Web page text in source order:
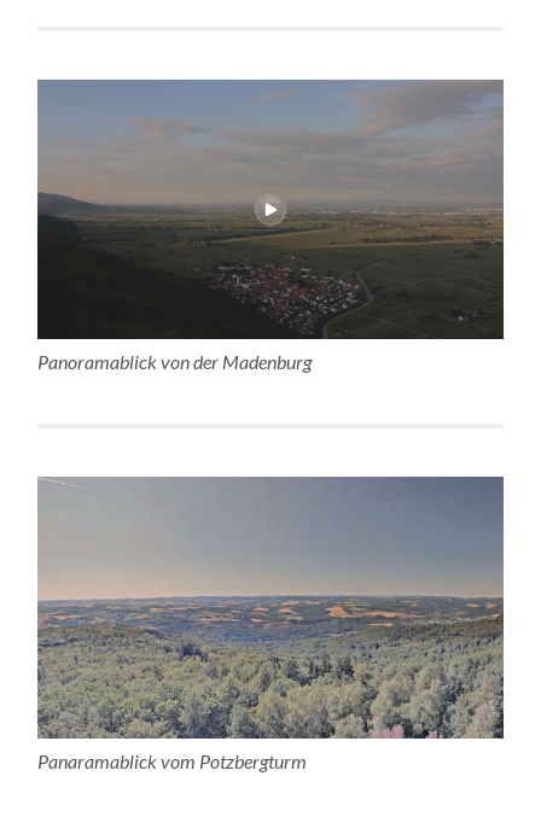
Panoramablick von der Madenburg
Panaramablick vom Potzbergturm